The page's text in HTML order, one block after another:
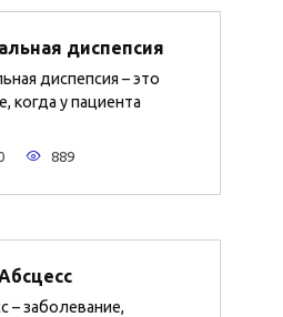
диспепсия
диспепсия – это
когда у пациента
889
Абсцесс
– заболевание,